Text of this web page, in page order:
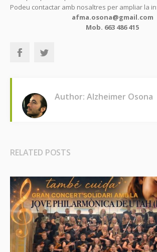
Podeu contactar amb nosaltres per ampliar la
afma.osona@gmail.com
Mob. 663 486 415
Author: Alzheimer Osona
RELATED POSTS